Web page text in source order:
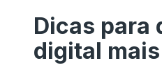
Dicas para
digital